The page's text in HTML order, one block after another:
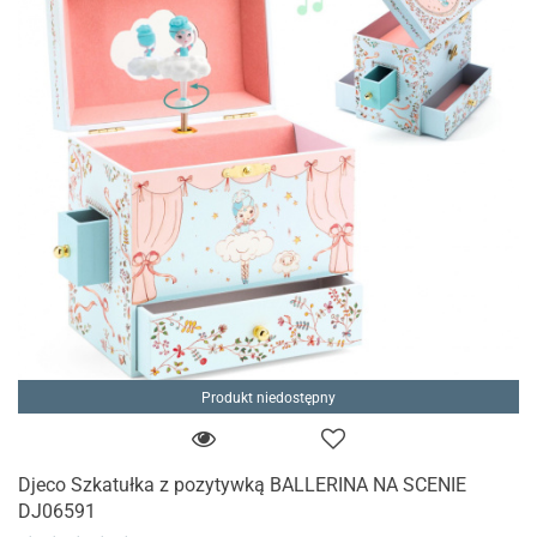
Produkt niedostępny
Djeco Szkatułka z pozytywką BALLERINA NA SCENIE
DJ06591